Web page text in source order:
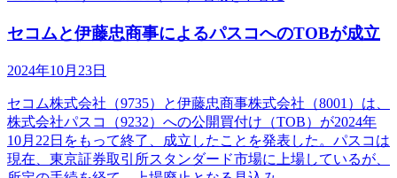
セコムと伊藤忠商事によるパスコへのTOBが成立
2024年10月23日
セコム株式会社（9735）と伊藤忠商事株式会社（8001）は、
株式会社パスコ（9232）への公開買付け（TOB）が2024年
10月22日をもって終了、成立したことを発表した。パスコは
現在、東京証券取引所スタンダード市場に上場しているが、